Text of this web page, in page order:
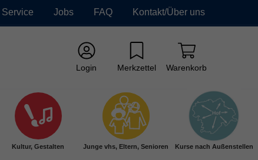
Service Jobs FAQ Kontakt/Über uns
Login Merkzettel Warenkorb
Kultur, Gestalten Junge vhs, Eltern, Senioren Kurse nach Außenstellen